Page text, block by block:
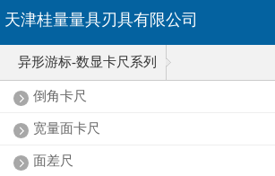
天津桂量量具刃具有限公司
异形游标-数显卡尺系列
倒角卡尺
宽量面卡尺
面差尺